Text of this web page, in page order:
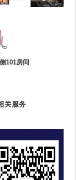
101房间
关服务